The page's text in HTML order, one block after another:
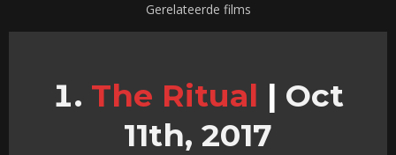
Gerelateerde films
The Ritual | Oct
11th, 2017